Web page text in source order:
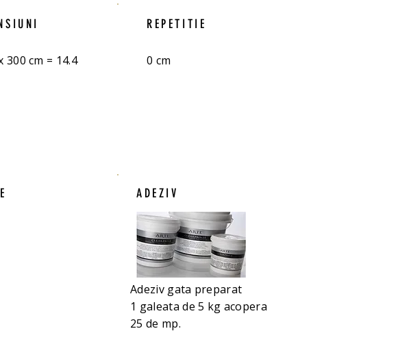
300 cm = 14.4
REPETITIE
0 cm
ADEZIV
Adeziv gata preparat
1 galeata de 5 kg acopera
25 de mp.